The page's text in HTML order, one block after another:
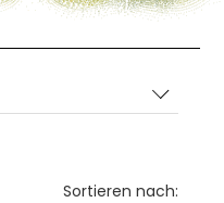
Sortieren nach: